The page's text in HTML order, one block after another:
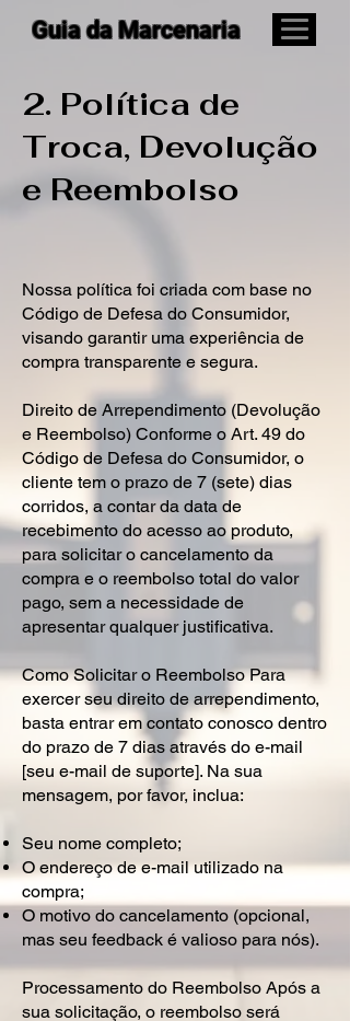
Guia da Marcenaria
2. Política de
Troca, Devolução
e Reembolso
Nossa política foi criada com base no
Código de Defesa do Consumidor,
visando garantir uma experiência de
compra transparente e segura.
Direito de Arrependimento (Devolução
e Reembolso) Conforme o Art. 49 do
Código de Defesa do Consumidor, o
cliente tem o prazo de 7 (sete) dias
corridos, a contar da data de
recebimento do acesso ao produto,
para solicitar o cancelamento da
compra e o reembolso total do valor
pago, sem a necessidade de
apresentar qualquer justificativa.
Como Solicitar o Reembolso Para
exercer seu direito de arrependimento,
basta entrar em contato conosco dentro
do prazo de 7 dias através do e-mail
[seu e-mail de suporte]. Na sua
mensagem, por favor, inclua:
Seu nome completo;
O endereço de e-mail utilizado na
compra;
O motivo do cancelamento (opcional,
mas seu feedback é valioso para nós).
Processamento do Reembolso Após a
sua solicitação, o reembolso será